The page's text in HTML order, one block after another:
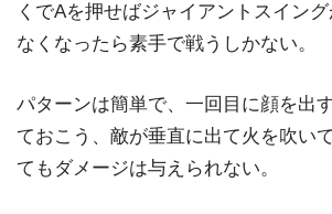
くでAを押せばジャイアントスイン
なくなったら素手で戦うしかない。
パターンは簡単で、一回目に顔を出
ておこう、敵が垂直に出て火を吹い
てもダメージは与えられない。